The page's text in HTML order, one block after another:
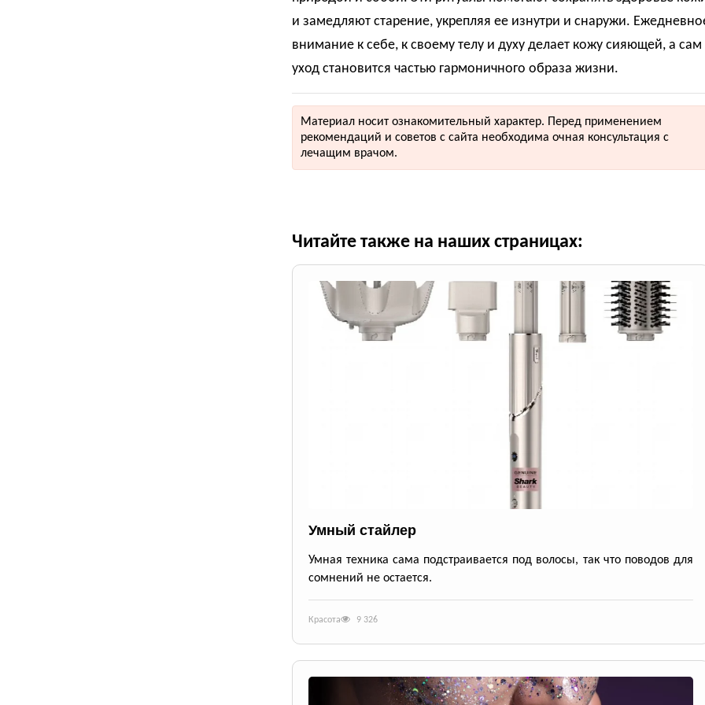
и замедляют старение, укрепляя ее изнутри и снаружи.
внимание к себе, к своему телу и духу делает кожу сияющей, а сам
уход становится частью гармоничного образа жизни.
Материал носит ознакомительный характер. Перед применением
рекомендаций и советов с сайта необходима очная консультация с
лечащим врачом.
Читайте также на наших страницах:
Умный стайлер
Умная техника сама подстраивается под волосы, так что поводов для
сомнений не остается.
Красота 9 326